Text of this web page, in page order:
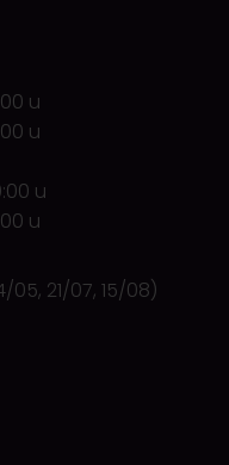
u
u
u
u
21/07, 15/08)